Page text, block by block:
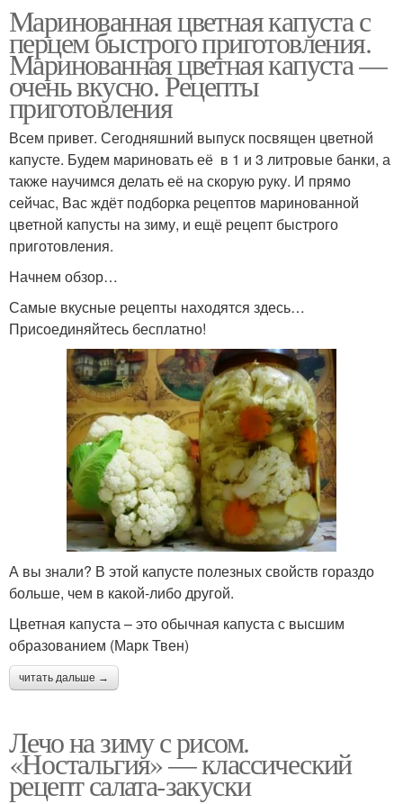
Маринованная цветная капуста с
перцем быстрого приготовления.
Маринованная цветная капуста —
очень вкусно. Рецепты
приготовления
Всем привет. Сегодняшний выпуск посвящен цветной
капусте. Будем мариновать её в 1 и 3 литровые банки, а
также научимся делать её на скорую руку. И прямо
сейчас, Вас ждёт подборка рецептов маринованной
цветной капусты на зиму, и ещё рецепт быстрого
приготовления.
Начнем обзор…
Самые вкусные рецепты находятся здесь…
Присоединяйтесь бесплатно!
А вы знали? В этой капусте полезных свойств гораздо
больше, чем в какой-либо другой.
Цветная капуста – это обычная капуста с высшим
образованием (Марк Твен)
читать дальше →
Лечо на зиму с рисом.
«Ностальгия» — классический
рецепт салата-закуски